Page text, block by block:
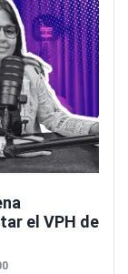
el VPH de